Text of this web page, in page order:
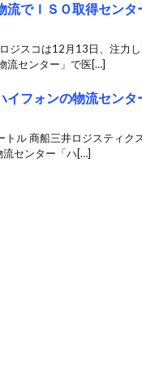
流でＩＳＯ取得センタ
スコは12月13日、注力
流センター」で医[…]
イフォンの物流センタ
ル 商船三井ロジスティ
センター「ハ[…]